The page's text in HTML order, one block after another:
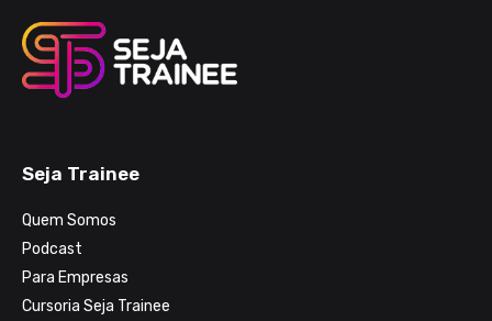
Seja Trainee
Quem Somos
Podcast
Para Empresas
Cursoria Seja Trainee